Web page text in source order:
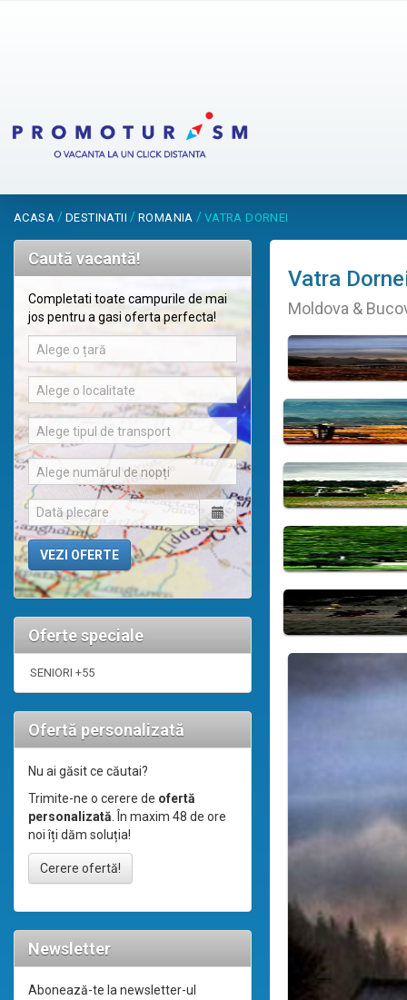
ACASA / DESTINATII / ROMANIA / VATRA DORNEI
Caută vacantă!
Completati toate campurile de mai
jos pentru a gasi oferta perfecta!
Alege o țară
Alege o localitate
Alege tipul de transport
Alege numărul de nopți
Oferte speciale
SENIORI +55
Ofertă personalizată
Nu ai găsit ce căutai?
Trimite-ne o cerere de ofertă
personalizată. În maxim 48 de ore
noi îți dăm soluția!
Cerere ofertă!
Newsletter
Abonează-te la newsletter-ul
Vatra
Moldova &